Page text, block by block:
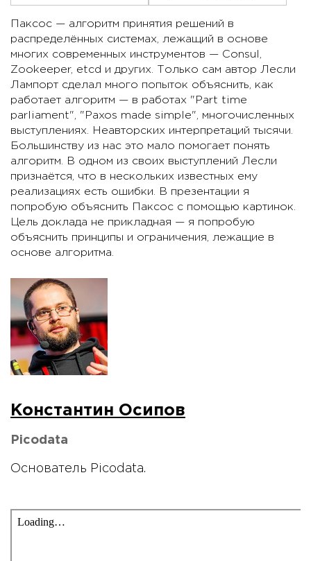
Паксос — алгоритм принятия решений в
распределённых системах, лежащий в основе
многих современных инструментов — Consul,
Zookeeper, etcd и других. Только сам автор Лесли
Лампорт сделал много попыток объяснить, как
работает алгоритм — в работах "Part time
parliament", "Paxos made simple", многочисленных
выступлениях. Неавторских интерпретаций тысячи.
Большинству из нас это мало помогает понять
алгоритм. В одном из своих выступлений Лесли
признаётся, что в нескольких известных ему
реализациях есть ошибки. В презентации я
попробую объяснить Паксос с помощью картинок.
Цель доклада не прикладная — я попробую
объяснить принципы и ограничения, лежащие в
основе алгоритма.
Константин Осипов
Picodata
Основатель Picodata.